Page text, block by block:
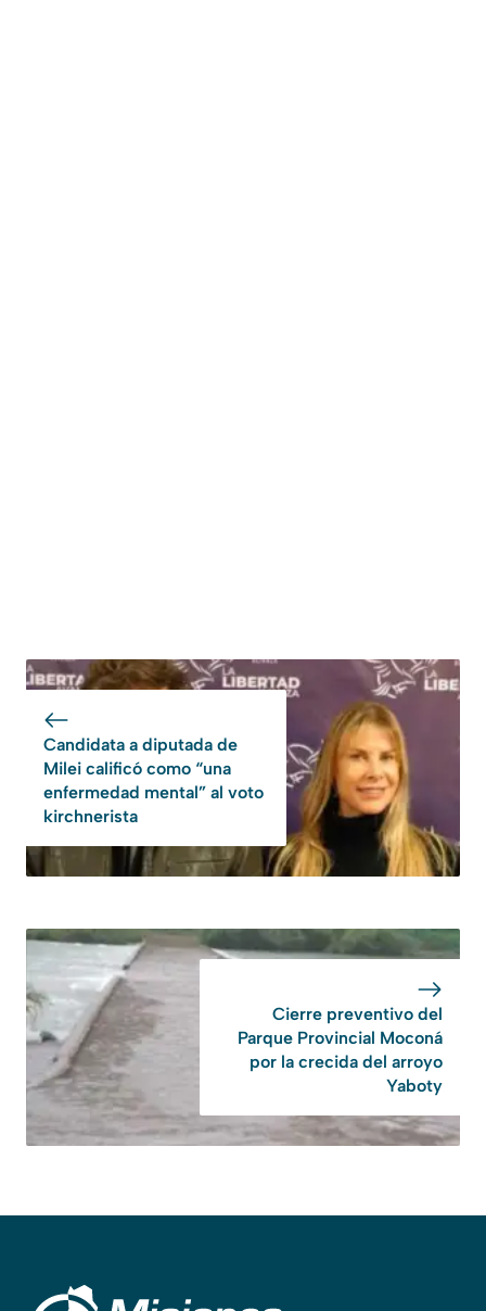
Candidata a diputada de
Milei calificó como “una
enfermedad mental” al voto
kirchnerista
Cierre preventivo del
Parque Provincial Moconá
por la crecida del arroyo
Yaboty